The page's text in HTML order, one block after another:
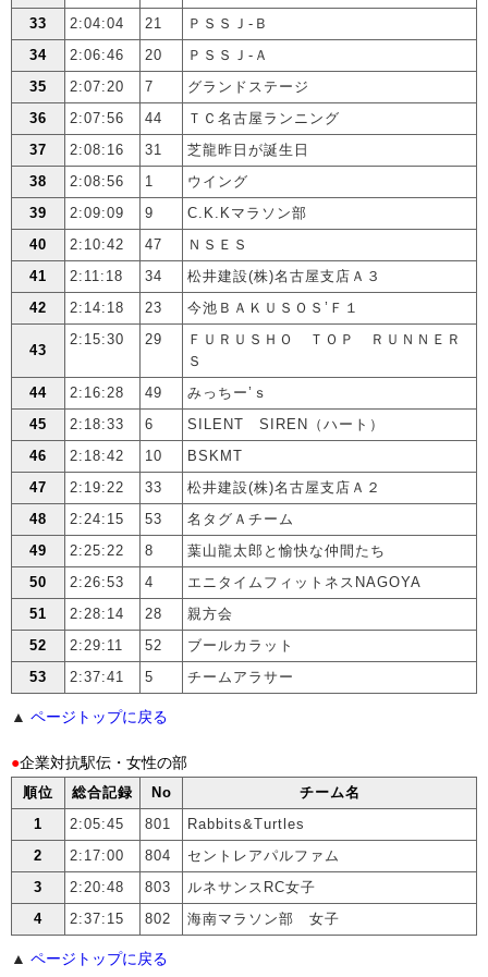
33 2:04:04 21
ＰＳＳＪ-Ｂ
34
2:06:46 20
ＰＳＳＪ-Ａ
35
2:07:20 7
グランドステージ
36
2:07:56 44
ＴＣ名古屋ランニング
37
2:08:16 31
芝龍昨日が誕生日
38
2:08:56 1
ウイング
39
2:09:09 9
C.K.Kマラソン部
40
2:10:42 47
ＮＳＥＳ
41
2:11:18 34
松井建設(株)名古屋支店Ａ３
42
2:14:18 23 今池ＢＡＫＵＳＯＳ’Ｆ１
43
2:15:30 29
ＦＵＲＵＳＨＯ ＴＯＰ ＲＵＮＮＥＲ
Ｓ
44
2:16:28 49
みっちー’ｓ
45
2:18:33 6
SILENT SIREN（ハート）
46
2:18:42 10
BSKMT
47
2:19:22 33
松井建設(株)名古屋支店Ａ２
48
2:24:15 53
名タグＡチーム
49
2:25:22 8
葉山龍太郎と愉快な仲間たち
50
2:26:53 4
エニタイムフィットネスNAGOYA
51
2:28:14 28
親方会
52
2:29:11 52
ブールカラット
53
2:37:41 5 チームアラサー
▲ ページトップに戻る
●企業対抗駅伝・女性の部
順位 総合記録 No
チーム名
1
2:05:45 801
Rabbits&Turtles
2
2:17:00 804
セントレアパルファム
3
2:20:48 803
ルネサンスRC女子
4
2:37:15 802 海南マラソン部 女子
▲ ページトップに戻る